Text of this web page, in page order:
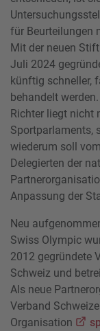
für Beurteilungen
Mit der neuen
Juli 2024
künftig schneller,
behandelt
Richter liegt nicht
Sportparlaments,
wiederum soll
Delegierten der
Anpassung der
Neu
Swiss Olympic
2012 gegründete
Schweiz und
Als neue
Verband
Organisation